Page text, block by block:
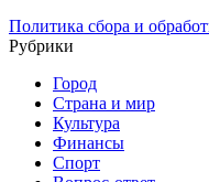
Политика сбора и
Рубрики
Город
Страна и мир
Культура
Финансы
Спорт